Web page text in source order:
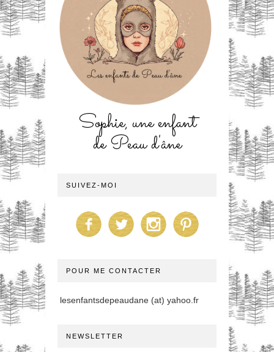
Sophie, une enfant
de Peau d'âne
SUIVEZ-MOI
POUR ME CONTACTER
lesenfantsdepeaudane (at) yahoo.fr
NEWSLETTER